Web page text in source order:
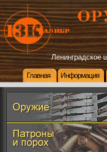
Ленинградское
Главная Информация